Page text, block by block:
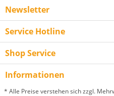
Newsletter
Service Hotline
Shop Service
Informationen
* Alle Preise verstehen sich zzgl.